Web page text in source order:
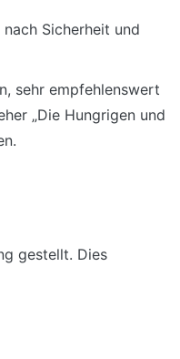
Sicherheit und
sehr empfehlenswert
„Die Hungrigen und
gestellt. Dies